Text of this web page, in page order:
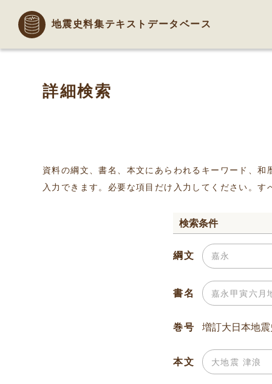
地震史料集テキストデータベース
詳細検索
資料の綱文、書名、本文にあらわれるキーワード、
入力できます。必要な項目だけ入力してください。
検索条件
綱文
書名
巻号
本文